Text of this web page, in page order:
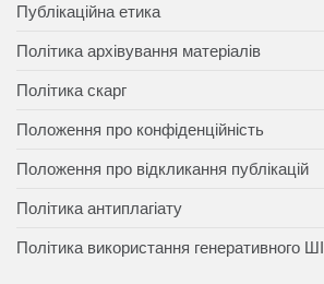
Публікаційна етика
Політика архівування матеріалів
Політика скарг
Положення про конфіденційність
Положення про відкликання публікацій
Політика антиплагіату
Політика використання генеративного ШІ